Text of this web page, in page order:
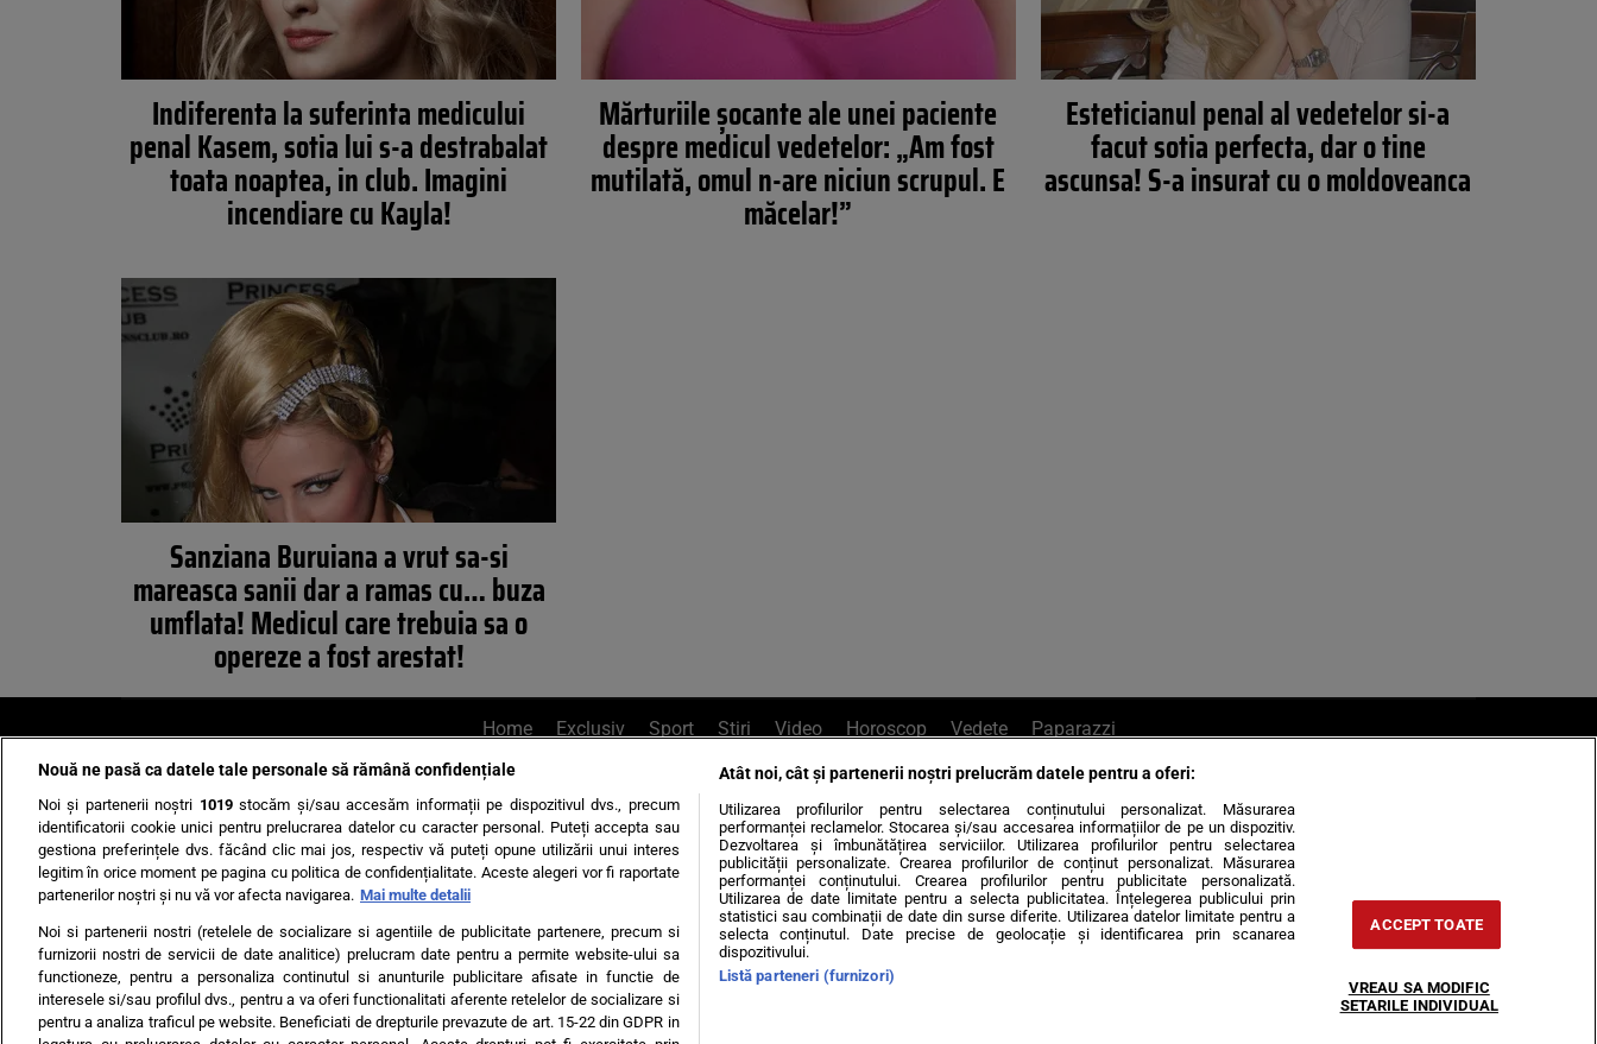
Indiferenta la suferinta medicului
penal Kasem, sotia lui s-a destrabalat
toata noaptea, in club. Imagini
incendiare cu Kayla!
Mărturiile şocante ale unei paciente
despre medicul vedetelor: „Am fost
mutilată, omul n-are niciun scrupul. E
măcelar!”
Esteticianul penal al vedetelor si-a
facut sotia perfecta, dar o tine
ascunsa! S-a insurat cu o moldoveanca
Sanziana Buruiana a vrut sa-si
mareasca sanii dar a ramas cu… buza
umflata! Medicul care trebuia sa o
opereze a fost arestat!
Home Exclusiv Sport Știri Video Horoscop Vedete Paparazzi
AI UN PONT? Scrie-ne pe Whatsapp, sună la 0741226226 sau trimite mail la pont@cancan.ro
Știri interne Știri externe Politică
Ultimele stiri Diete Insula Iubirii Dictionar de vise LIFE STYLE Horoscop
Echipa editorială Termeni si condiții Politica de confidențialitate
Nouă ne pasă ca datele tale personale să rămână confidențiale
Noi și partenerii noștri 1019stocăm și/sau accesăm informații pe dispozitivul dvs., precum
identificatorii cookie unici pentru prelucrarea datelor cu caracter personal. Puteți accepta sau
gestiona preferințele dvs. făcând clic mai jos, respectiv vă puteți opune utilizării unui interes
legitim în orice moment pe pagina cu politica de confidențialitate. Aceste alegeri vor fi raportate
partenerilor noștri și nu vă vor afecta navigarea. Mai multe detalii
Noi si partenerii nostri (retelele de socializare si agentiile de publicitate partenere, precum si
furnizorii nostri de servicii de date analitice) prelucram date pentru a permite website-ului sa
functioneze, pentru a personaliza continutul si anunturile publicitare afisate in functie de
interesele si/sau profilul dvs., pentru a va oferi functionalitati aferente retelelor de socializare si
pentru a analiza traficul pe website. Beneficiati de drepturile prevazute de art. 15-22 din GDPR in
Atât noi, cât și partenerii noștri prelucrăm datele pentru a oferi:
Utilizarea profilurilor pentru selectarea conținutului personalizat. Măsurarea
performanței reclamelor. Stocarea și/sau accesarea informațiilor de pe un dispozitiv.
Dezvoltarea și îmbunătățirea serviciilor. Utilizarea profilurilor pentru selectarea
publicității personalizate. Crearea profilurilor de conținut personalizat. Măsurarea
performanței conținutului. Crearea profilurilor pentru publicitate personalizată.
Utilizarea de date limitate pentru a selecta publicitatea. Înțelegerea publicului prin
statistici sau combinații de date din surse diferite. Utilizarea datelor limitate pentru a
selecta conținutul. Date precise de geolocație și identificarea prin scanarea
dispozitivului.
Listă parteneri (furnizori)
ACCEPT TOATE
VREAU SA MODIFIC
SETARILE INDIVIDUAL